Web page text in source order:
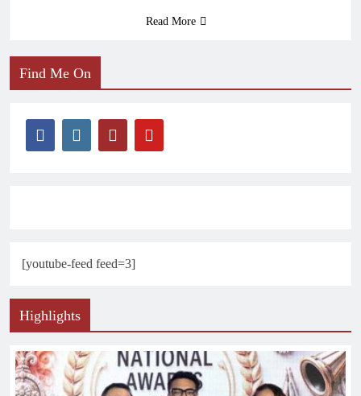
Read More
Find Me On
[youtube-feed feed=3]
Highlights